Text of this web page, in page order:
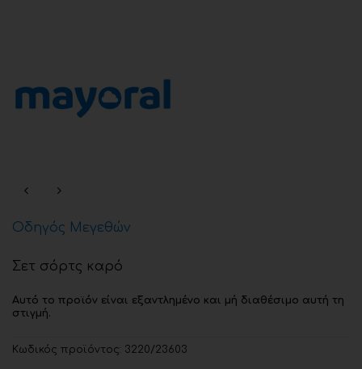
Οδηγός Μεγεθών
Σετ σόρτς καρό
Αυτό το προϊόν είναι εξαντλημένο και μή διαθέσιμο αυτή τη
στιγμή.
Κωδικός προϊόντος: 3220/23603